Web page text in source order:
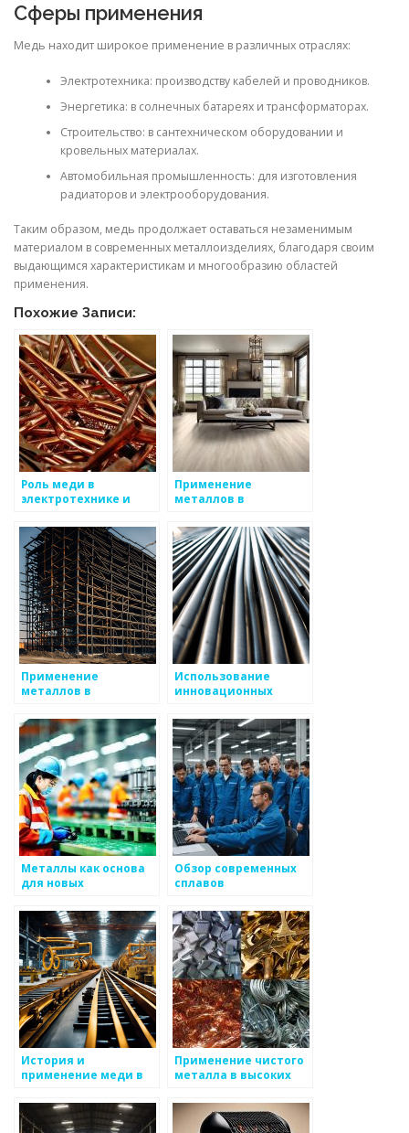
Сферы применения
Медь находит широкое применение в различных отраслях:
Электротехника: производству кабелей и проводников.
Энергетика: в солнечных батареях и трансформаторах.
Строительство: в сантехническом оборудовании и
кровельных материалах.
Автомобильная промышленность: для изготовления
радиаторов и электрооборудования.
Таким образом, медь продолжает оставаться незаменимым
материалом в современных металлоизделиях, благодаря своим
выдающимся характеристикам и многообразию областей
применения.
Похожие Записи:
Роль меди в
электротехнике и
Применение
металлов в
лабораториях
Применение
металлов в
автоматах
Использование
инновационных
металлоизделиях
Металлы как основа
для новых
Обзор современных
сплавов
История и
применение меди в
Применение чистого
металла в высоких